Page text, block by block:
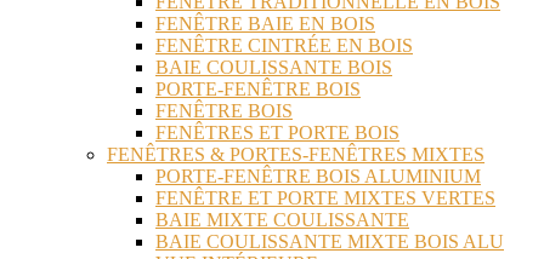
FENÊTRE BAIE EN BOIS
FENÊTRE CINTRÉE EN BOIS
BAIE COULISSANTE BOIS
PORTE-FENÊTRE BOIS
FENÊTRE BOIS
FENÊTRES ET PORTE BOIS
FENÊTRES & PORTES-FENÊTRES MIXTES
PORTE-FENÊTRE BOIS ALUMINIUM
FENÊTRE ET PORTE MIXTES VERTES
BAIE MIXTE COULISSANTE
BAIE COULISSANTE MIXTE BOIS ALU